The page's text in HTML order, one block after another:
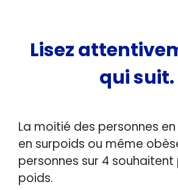
Lisez
qui suit.
La moitié des personnes
en surpoids ou même
personnes sur 4
poids.